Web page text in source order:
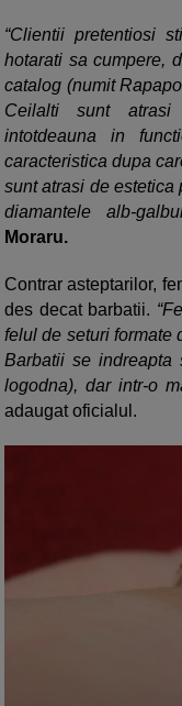
“Clientii pretentiosi
hotarati sa cumpere,
catalog (numit
Ceilalti sunt
intotdeauna in
caracteristica dupa
sunt atrasi de estetica
diamantele alb-
Moraru.
Contrar asteptarilor,
des decat barbatii.
felul de seturi formate
Barbatii se
logodna), dar intr-o
adaugat oficialul.